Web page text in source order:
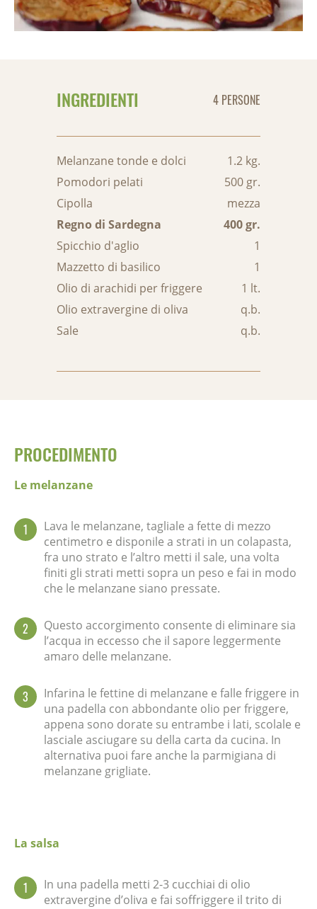
INGREDIENTI 4 PERSONE
Melanzane tonde e dolci
1.2 kg.
Pomodori pelati
500 gr.
Cipolla
mezza
Regno di Sardegna
400 gr.
Spicchio d'aglio
1
Mazzetto di basilico
1
Olio di arachidi per friggere
1 lt.
Olio extravergine di oliva
q.b.
Sale
q.b.
PROCEDIMENTO
Le melanzane
1
Lava le melanzane, tagliale a fette di mezzo
centimetro e disponile a strati in un colapasta,
fra uno strato e l’altro metti il sale, una volta
finiti gli strati metti sopra un peso e fai in modo
che le melanzane siano pressate.
2
Questo accorgimento consente di eliminare sia
l’acqua in eccesso che il sapore leggermente
amaro delle melanzane.
3
Infarina le fettine di melanzane e falle friggere in
una padella con abbondante olio per friggere,
appena sono dorate su entrambe i lati, scolale e
lasciale asciugare su della carta da cucina. In
alternativa puoi fare anche la parmigiana di
melanzane grigliate.
La salsa
1
In una padella metti 2-3 cucchiai di olio
extravergine d’oliva e fai soffriggere il trito di